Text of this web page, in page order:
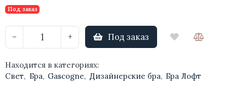
Под заказ
− + Под заказ
Находится в категориях:
Свет, Бра, Gascogne, Дизайнерские бра, Бра Лофт